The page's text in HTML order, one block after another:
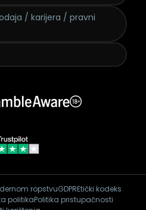
/ karijera / pravni
ropstvuGDPREtički kodeks
politikaPolitika pristupačnosti